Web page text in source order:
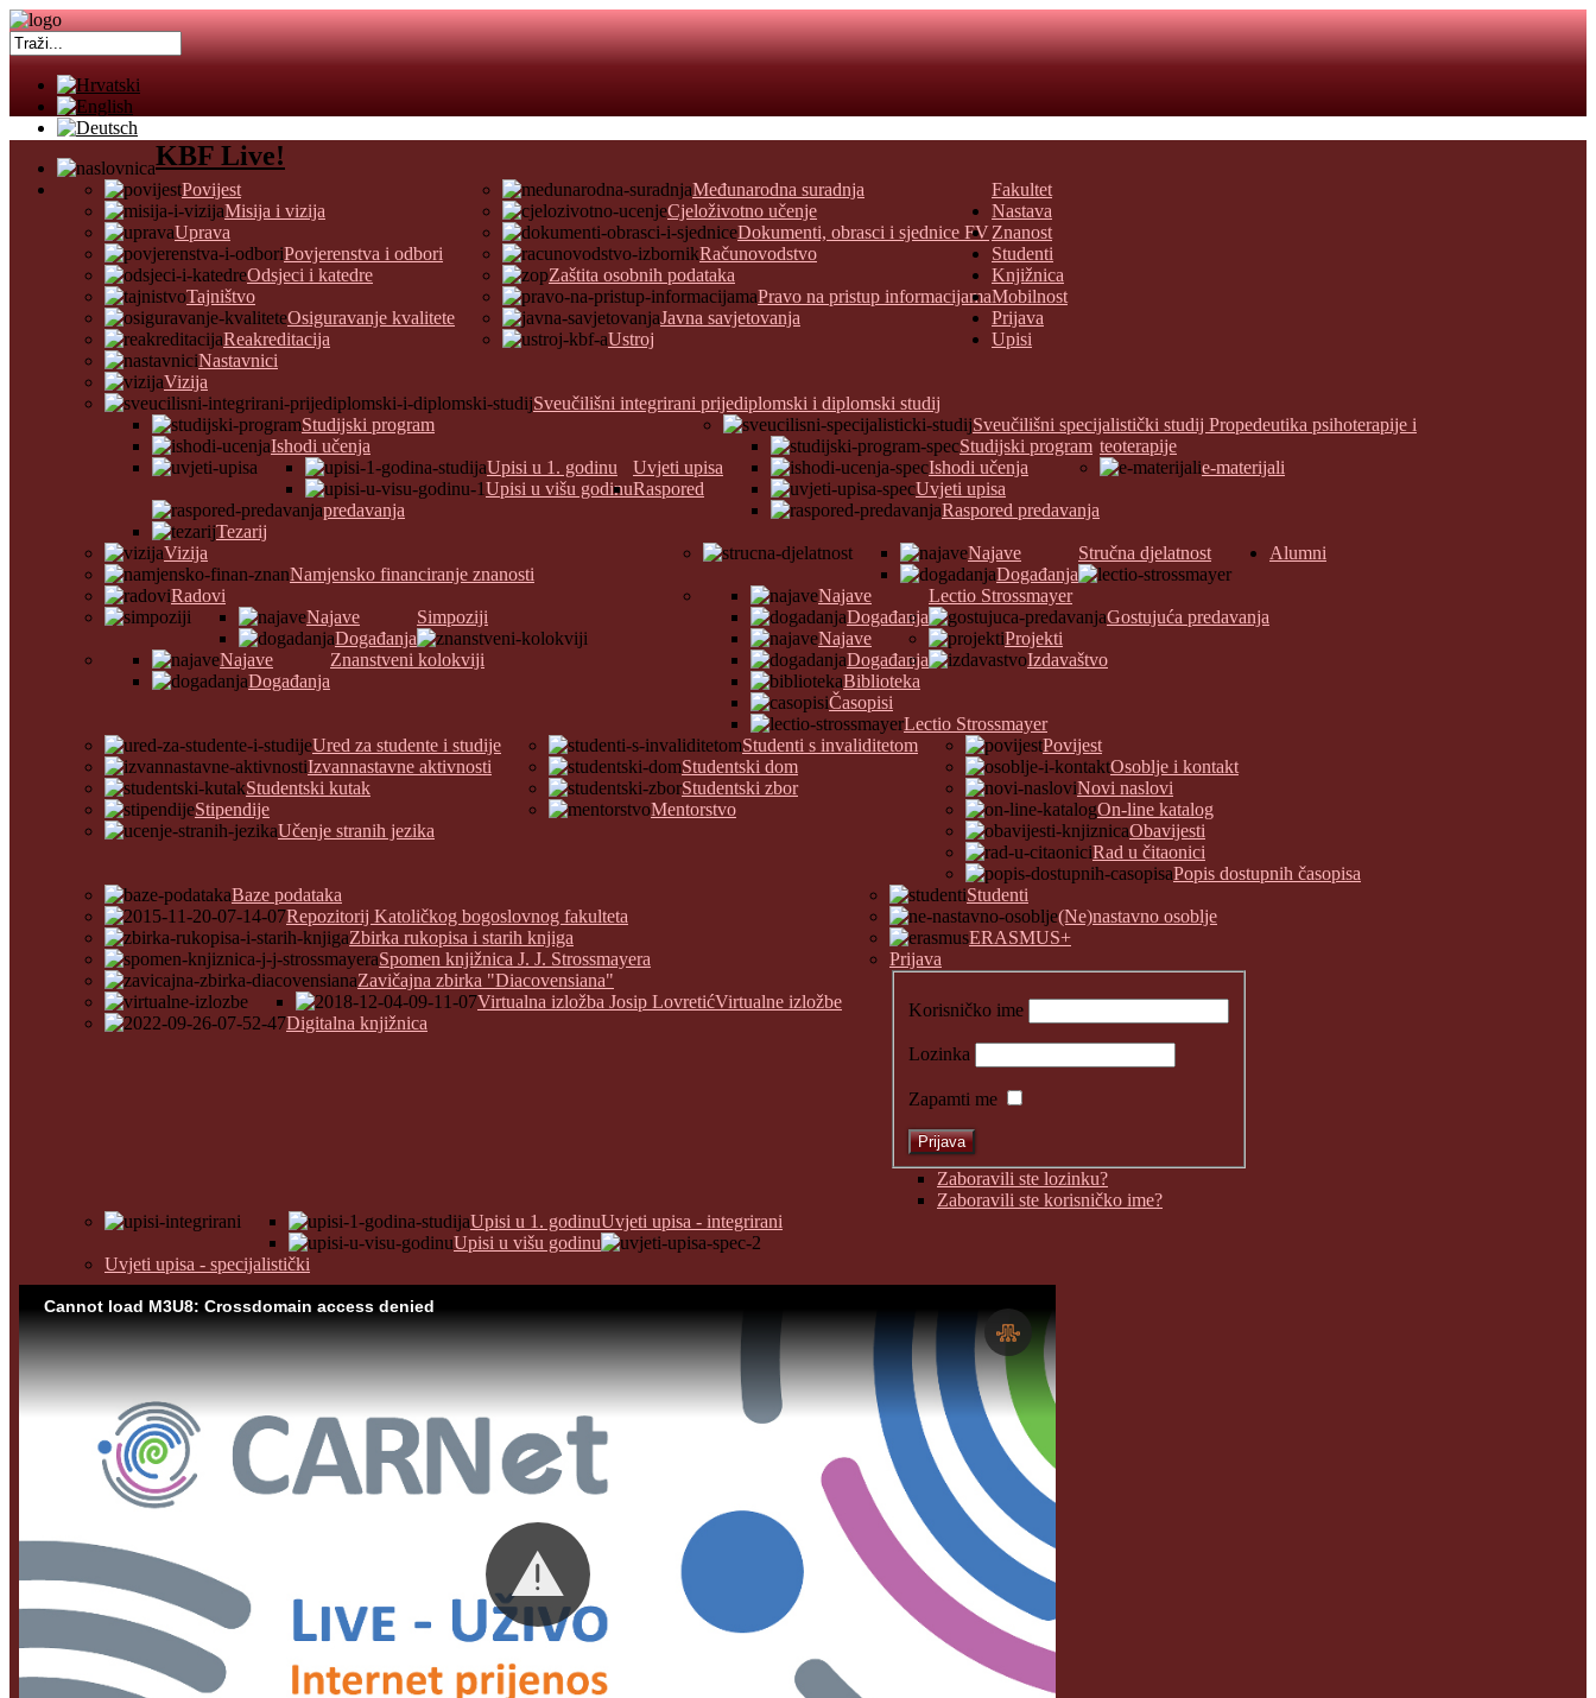
Fakultet
Povijest
Misija i vizija
Uprava
Povjerenstva i odbori
Odsjeci i katedre
Tajništvo
Osiguravanje kvalitete
Reakreditacija
Međunarodna suradnja
Cjeloživotno učenje
Dokumenti, obrasci i sjednice FV
Računovodstvo
Zaštita osobnih podataka
Pravo na pristup informacijama
Javna savjetovanja
Ustroj
Nastava
Nastavnici
Vizija
Sveučilišni integrirani prijediplomski i diplomski studij
Studijski program
Ishodi učenja
Uvjeti upisa
Upisi u 1. godinu
Upisi u višu godinuRaspored
predavanja
Tezarij
Sveučilišni specijalistički studij Propedeutika psihoterapije i
teoterapije
Studijski program
Ishodi učenja
Uvjeti upisa
Raspored predavanja
e-materijali
Znanost
Vizija
Namjensko financiranje znanosti
Radovi
Simpoziji
Najave
Događanja
Znanstveni kolokviji
Najave
Događanja
Stručna djelatnost
Najave
Događanja
Lectio Strossmayer
Najave
Događanja
Gostujuća predavanja
Najave
Događanja
Projekti
Izdavaštvo
Biblioteka
Časopisi
Lectio Strossmayer
Studenti
Ured za studente i studije
Izvannastavne aktivnosti
Studentski kutak
Stipendije
Učenje stranih jezika
Studenti s invaliditetom
Studentski dom
Studentski zbor
Mentorstvo
Knjižnica
Povijest
Osoblje i kontakt
Novi naslovi
On-line katalog
Obavijesti
Rad u čitaonici
Popis dostupnih časopisa
Baze podataka
Repozitorij Katoličkog bogoslovnog fakulteta
Zbirka rukopisa i starih knjiga
Spomen knjižnica J. J. Strossmayera
Zavičajna zbirka "Diacovensiana"
Virtualne izložbe
Virtualna izložba Josip Lovretić
Digitalna knjižnica
Mobilnost
Studenti
(Ne)nastavno osoblje
ERASMUS+
Prijava
Prijava
Korisničko ime
Lozinka
Zapamti me
Zaboravili ste lozinku?
Zaboravili ste korisničko ime?
Upisi
Uvjeti upisa - integrirani
Upisi u 1. godinu
Upisi u višu godinu
Uvjeti upisa - specijalistički
Alumni
KBF Live!